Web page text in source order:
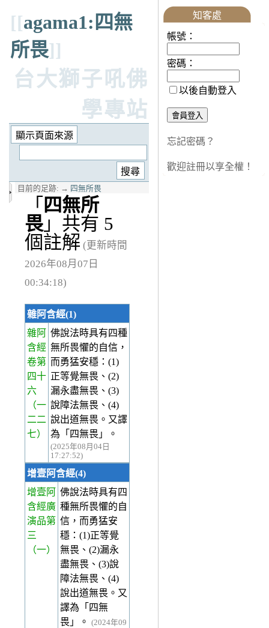
[[agama1:四無
所畏]]
台大獅子吼佛
學專站
目前的足跡: → 四無所畏
「 四無所
畏 」共有 5
個註解 (更新時間
2026年08月07日
00:34:18)
雜阿含經(1)
雜阿
含經
卷第
四十
六
（一
二二
七）
佛說法時具有四種
無所畏懼的自信，
而勇猛安穩：(1)
正等覺無畏、(2)
漏永盡無畏、(3)
說障法無畏、(4)
說出道無畏。又譯
為「四無畏」。
(2025年08月04日
17:27:52)
增壹阿含經(4)
增壹阿
含經廣
演品第
三
（一）
佛說法時具有四
種無所畏懼的自
信，而勇猛安
穩：(1)正等覺
無畏、(2)漏永
盡無畏、(3)說
障法無畏、(4)
說出道無畏。又
譯為「四無
畏」。
(2024年09
知客處
帳號：
密碼：
以後自動登入
忘記密碼？
歡迎註冊以享全權！